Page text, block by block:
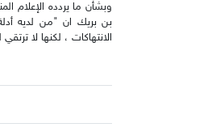
وبشأن ما يردده الإعلام
بن بريك ان "من لديه
الانتهاكات ، لكنها لا